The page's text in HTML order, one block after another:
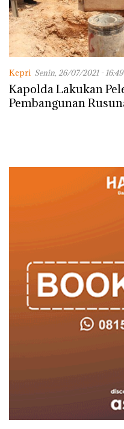
Kepri Senin, 26/07/2021 -
Kapolda Lakukan
Pembangunan